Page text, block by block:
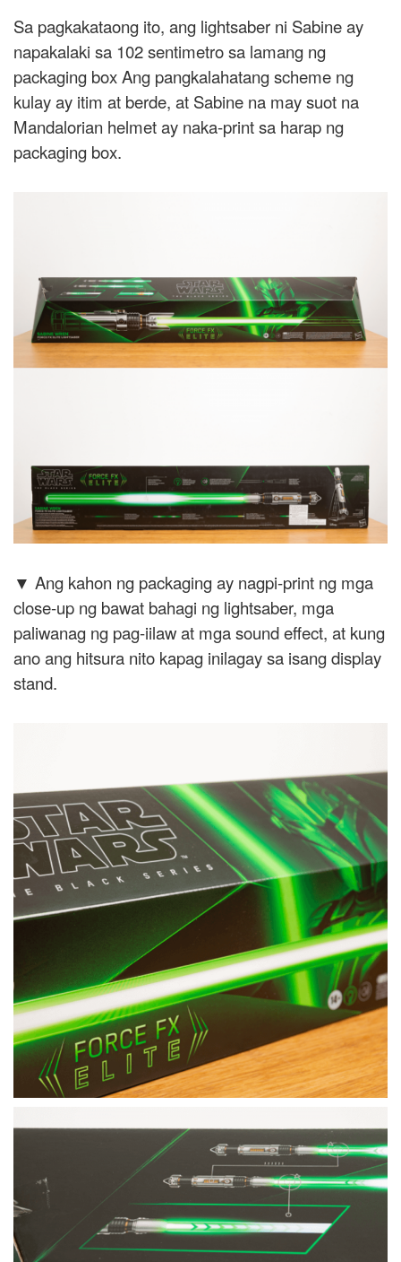
Sa pagkakataong ito, ang lightsaber ni Sabine ay
napakalaki sa 102 sentimetro sa lamang ng
packaging box Ang pangkalahatang scheme ng
kulay ay itim at berde, at Sabine na may suot na
Mandalorian helmet ay naka-print sa harap ng
packaging box.
▼ Ang kahon ng packaging ay nagpi-print ng mga
close-up ng bawat bahagi ng lightsaber, mga
paliwanag ng pag-iilaw at mga sound effect, at kung
ano ang hitsura nito kapag inilagay sa isang display
stand.